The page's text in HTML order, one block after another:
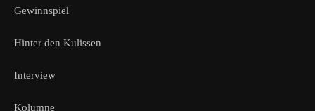
Gewinnspiel
Hinter den Kulissen
Interview
Kolumne